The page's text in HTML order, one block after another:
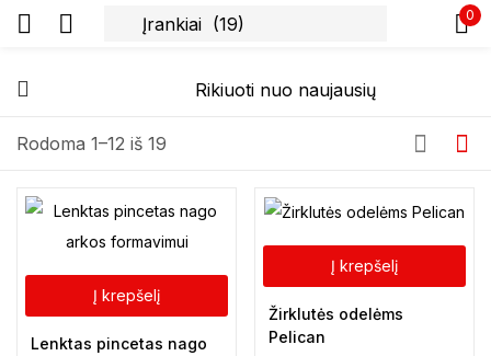
0
Rodoma 1–12 iš 19
Į krepšelį
Lenktas pincetas nago
Į krepšelį
Žirklutės odelėms
Pelican
Pamiršote slaptažodį?